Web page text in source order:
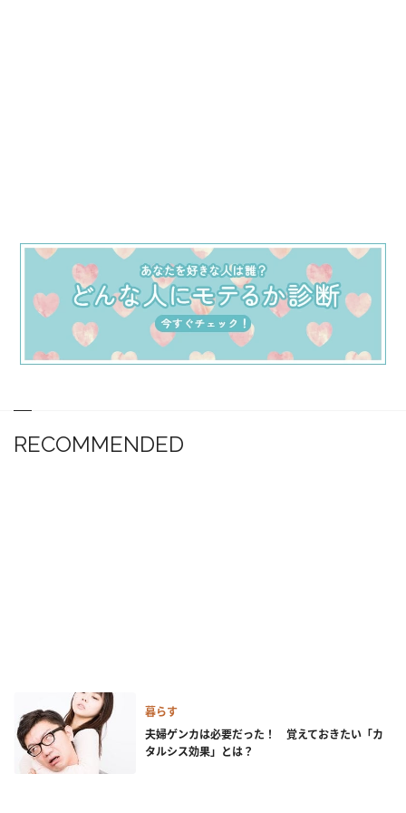
RECOMMENDED
暮らす
夫婦ゲンカは必要だった！ 覚えておきたい「カ
タルシス効果」とは？